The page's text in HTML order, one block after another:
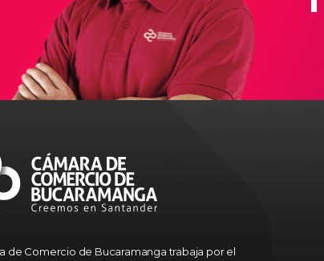
de Comercio de Bucaramanga trabaja por el